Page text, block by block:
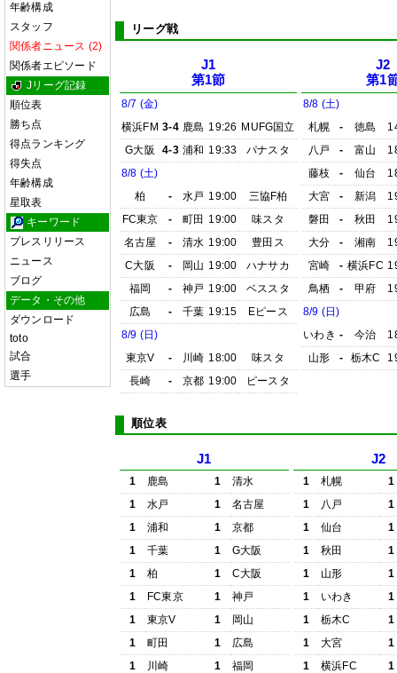
年齢構成
スタッフ
関係者ニュース (2)
関係者エピソード
Jリーグ記録
順位表
勝ち点
得点ランキング
得失点
年齢構成
星取表
キーワード
プレスリリース
ニュース
ブログ
データ・その他
ダウンロード
toto
試合
選手
リーグ戦
J1
第1節
8/7 (金)
横浜FM 3-4 鹿島 19:26 MUFG国立
G大阪
4-3 浦和 19:33
パナスタ
8/8 (土)
柏
- 水戸 19:00
三協F柏
FC東京
- 町田 19:00
味スタ
名古屋
- 清水 19:00
豊田ス
C大阪
- 岡山 19:00
ハナサカ
福岡
- 神戸 19:00
ベススタ
広島
- 千葉 19:15
Eピース
8/9 (日)
東京V
- 川崎 18:00
味スタ
長崎
- 京都 19:00 ピースタ
J2
第1
8/8 (土)
札幌
- 徳島
八戸
- 富山
藤枝
- 仙台
大宮
- 新潟
磐田
- 秋田
大分
- 湘南
宮崎
- 横浜FC
鳥栖
- 甲府
8/9 (日)
いわき - 今治
山形
- 栃木C
順位表
J1
1 鹿島 1
清水
1
水戸 1
名古屋
1
浦和 1
京都
1
千葉 1
G大阪
1
柏 1
C大阪
1
FC東京 1
神戸
1
東京V 1
岡山
1
町田 1
広島
1
川崎 1
福岡
J2
1 札幌
1
1
八戸
1
1
仙台
1
1
秋田
1
1
山形
1
1
いわき
1
1
栃木C
1
1
大宮
1
1
横浜FC
1